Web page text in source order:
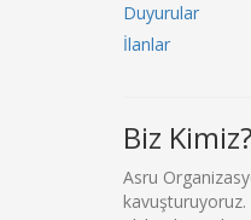
Duyurular
İlanlar
Biz Kimiz?
Asru